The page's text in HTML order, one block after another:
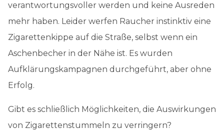
verantwortungsvoller werden und keine Ausreden
mehr haben. Leider werfen Raucher instinktiv eine
Zigarettenkippe auf die Straße, selbst wenn ein
Aschenbecher in der Nähe ist. Es wurden
Aufklärungskampagnen durchgeführt, aber ohne
Erfolg.
Gibt es schließlich Möglichkeiten, die Auswirkungen
von Zigarettenstummeln zu verringern?